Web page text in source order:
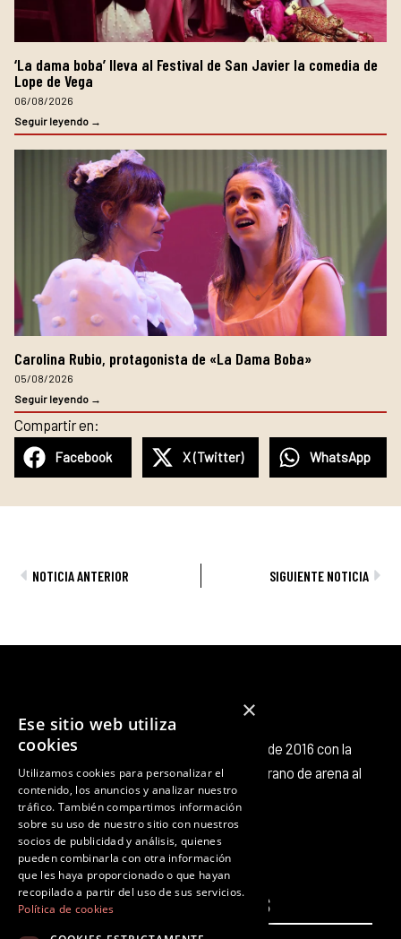
‘La dama boba’ lleva al Festival de San Javier la comedia de
Lope de Vega
06/08/2026
Seguir leyendo →
Carolina Rubio, protagonista de «La Dama Boba»
05/08/2026
Seguir leyendo →
Compartir en:
Facebook X (Twitter) WhatsApp
AntNOTICIA ANTERIOR SIGUIENTE NOTICIA
Octubre Producciones nace en octubre de 2016 con la
intención de aportar nuestro pequeño grano de arena al
panorama cultural existente.
F
a
c
e
b
T
w
i
t
t
I
n
s
t
a
Y
o
u
t
u
L
i
n
k
e
T
k
o
PÁGINAS LEGALES
×
Ese sitio web utiliza
cookies
Utilizamos cookies para personalizar el
contenido, los anuncios y analizar nuestro
tráfico. También compartimos información
sobre su uso de nuestro sitio con nuestros
socios de publicidad y análisis, quienes
pueden combinarla con otra información
que les haya proporcionado o que hayan
recopilado a partir del uso de sus servicios.
Política de cookies